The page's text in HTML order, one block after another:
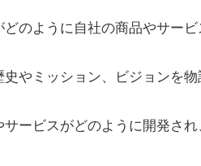
どのように自社の商品やサー
史やミッション、ビジョンを
サービスがどのように開発さ